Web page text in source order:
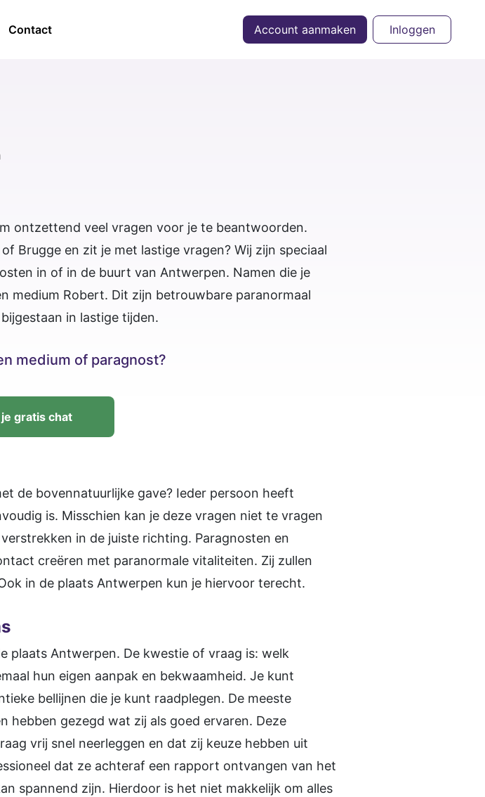
Contact Account aanmaken Inloggen
ontzettend veel vragen voor je te beantwoorden.
Brugge en zit je met lastige vragen? Wij zijn speciaal
in of in de buurt van Antwerpen. Namen die je
medium Robert. Dit zijn betrouwbare paranormaal
in lastige tijden.
medium of paragnost?
gratis chat
de bovennatuurlijke gave? Ieder persoon heeft
is. Misschien kan je deze vragen niet te vragen
in de juiste richting. Paragnosten en
creëren met paranormale vitaliteiten. Zij zullen
in de plaats Antwerpen kun je hiervoor terecht.
plaats Antwerpen. De kwestie of vraag is: welk
hun eigen aanpak en bekwaamheid. Je kunt
bellijnen die je kunt raadplegen. De meeste
hebben gezegd wat zij als goed ervaren. Deze
vrij snel neerleggen en dat zij keuze hebben uit
dat ze achteraf een rapport ontvangen van het
spannend zijn. Hierdoor is het niet makkelijk om alles